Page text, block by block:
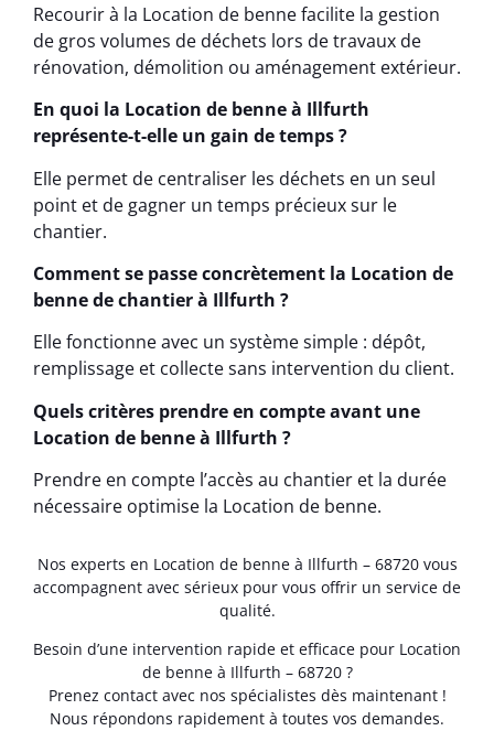
Recourir à la Location de benne facilite la gestion
de gros volumes de déchets lors de travaux de
rénovation, démolition ou aménagement extérieur.
En quoi la Location de benne à Illfurth
représente-t-elle un gain de temps ?
Elle permet de centraliser les déchets en un seul
point et de gagner un temps précieux sur le
chantier.
Comment se passe concrètement la Location de
benne de chantier à Illfurth ?
Elle fonctionne avec un système simple : dépôt,
remplissage et collecte sans intervention du client.
Quels critères prendre en compte avant une
Location de benne à Illfurth ?
Prendre en compte l’accès au chantier et la durée
nécessaire optimise la Location de benne.
Nos experts en Location de benne à Illfurth – 68720 vous
accompagnent avec sérieux pour vous offrir un service de
qualité.
Besoin d’une intervention rapide et efficace pour Location
de benne à Illfurth – 68720 ?
Prenez contact avec nos spécialistes dès maintenant !
Nous répondons rapidement à toutes vos demandes.